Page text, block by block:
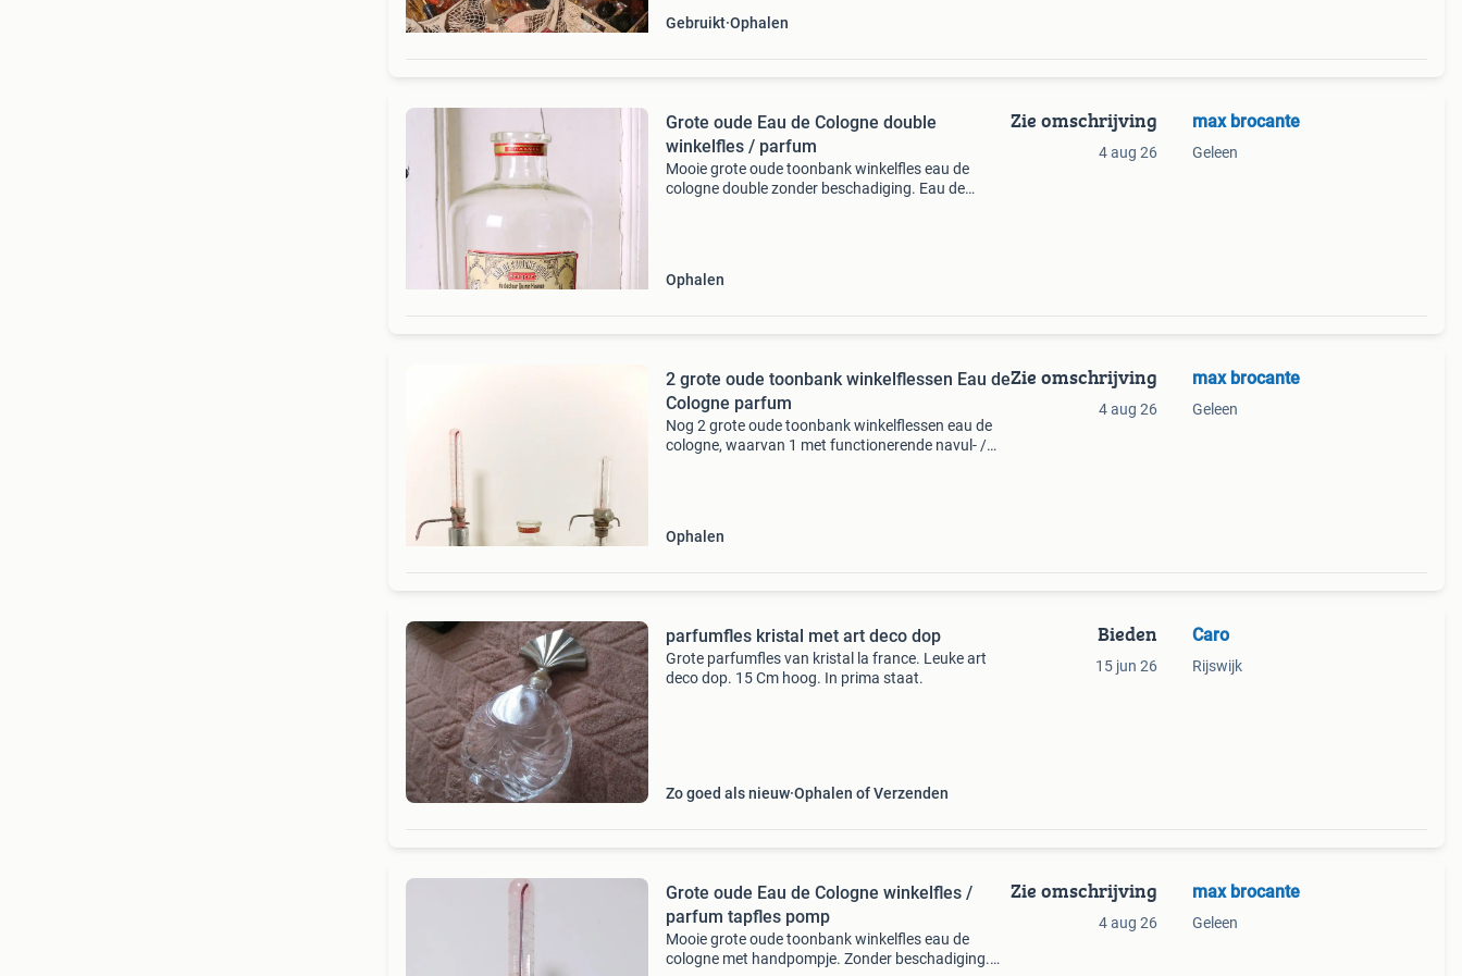
Gebruikt Ophalen
Grote oude Eau de Cologne double
winkelfles / parfum
Mooie grote oude toonbank winkelfles eau de
cologne double zonder beschadiging. Eau de
Ophalen
Zie omschrijving
4 aug 26
max brocante
Geleen
2 grote oude toonbank winkelflessen Eau de
Cologne parfum
Nog 2 grote oude toonbank winkelflessen eau de
cologne, waarvan 1 met functionerende navul- /
Ophalen
Zie omschrijving
4 aug 26
max brocante
Geleen
parfumfles kristal met art deco dop
Grote parfumfles van kristal la france. Leuke art
deco dop. 15 Cm hoog. In prima staat.
Zo goed als nieuw Ophalen of Verzenden
Bieden
15 jun 26
Caro
Rijswijk
Grote oude Eau de Cologne winkelfles /
parfum tapfles pomp
Mooie grote oude toonbank winkelfles eau de
cologne met handpompje. Zonder beschadiging.
Zie omschrijving
4 aug 26
max brocante
Geleen